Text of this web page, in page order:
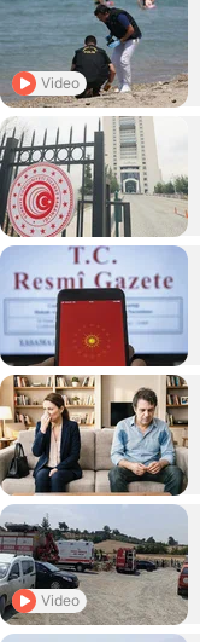
Video
Video